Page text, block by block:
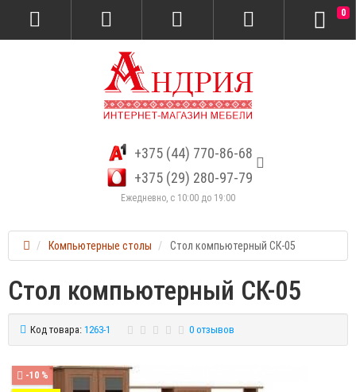
+375 (44) 770-86-68
+375 (29) 280-97-79
Ежедневно, с 10:00 до 19:00
0
Компьютерные столы Стол компьютерный СК-05
Стол компьютерный СК-05
Код товара: 1263-1 0 отзывов
-10 %